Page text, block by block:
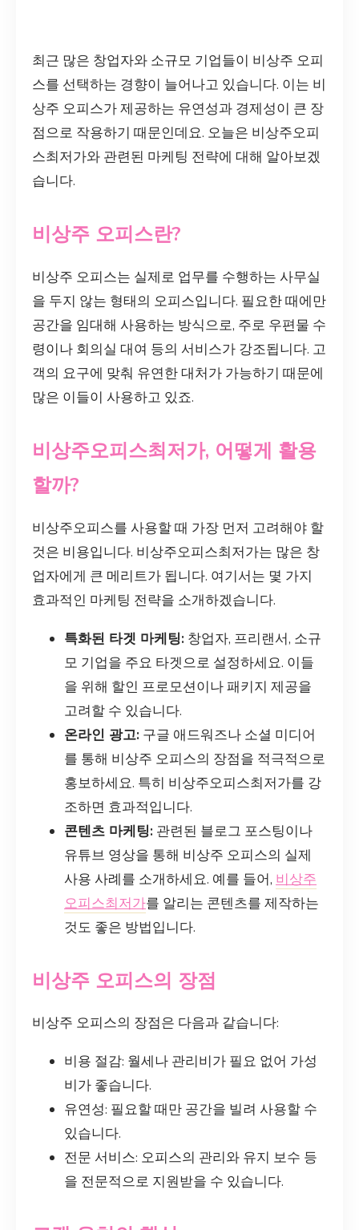
최근 많은 창업자와 소규모 기업들이 비상주 오피
스를 선택하는 경향이 늘어나고 있습니다. 이는 비
상주 오피스가 제공하는 유연성과 경제성이 큰 장
점으로 작용하기 때문인데요. 오늘은 비상주오피
스최저가와 관련된 마케팅 전략에 대해 알아보겠
습니다.
비상주 오피스란?
비상주 오피스는 실제로 업무를 수행하는 사무실
을 두지 않는 형태의 오피스입니다. 필요한 때에만
공간을 임대해 사용하는 방식으로, 주로 우편물 수
령이나 회의실 대여 등의 서비스가 강조됩니다. 고
객의 요구에 맞춰 유연한 대처가 가능하기 때문에
많은 이들이 사용하고 있죠.
비상주오피스최저가, 어떻게 활용
할까?
비상주오피스를 사용할 때 가장 먼저 고려해야 할
것은 비용입니다. 비상주오피스최저가는 많은 창
업자에게 큰 메리트가 됩니다. 여기서는 몇 가지
효과적인 마케팅 전략을 소개하겠습니다.
특화된 타겟 마케팅: 창업자, 프리랜서, 소규
모 기업을 주요 타겟으로 설정하세요. 이들
을 위해 할인 프로모션이나 패키지 제공을
고려할 수 있습니다.
온라인 광고: 구글 애드워즈나 소셜 미디어
를 통해 비상주 오피스의 장점을 적극적으로
홍보하세요. 특히 비상주오피스최저가를 강
조하면 효과적입니다.
콘텐츠 마케팅: 관련된 블로그 포스팅이나
유튜브 영상을 통해 비상주 오피스의 실제
사용 사례를 소개하세요. 예를 들어, 비상주
오피스최저가를 알리는 콘텐츠를 제작하는
것도 좋은 방법입니다.
비상주 오피스의 장점
비상주 오피스의 장점은 다음과 같습니다:
비용 절감: 월세나 관리비가 필요 없어 가성
비가 좋습니다.
유연성: 필요할 때만 공간을 빌려 사용할 수
있습니다.
전문 서비스: 오피스의 관리와 유지 보수 등
을 전문적으로 지원받을 수 있습니다.